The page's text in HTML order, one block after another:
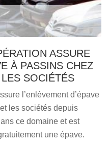
ASSURE
À PASSINS CHEZ
SOCIÉTÉS
l’enlèvement d’épave
les sociétés depuis
ce domaine et est
une épave.